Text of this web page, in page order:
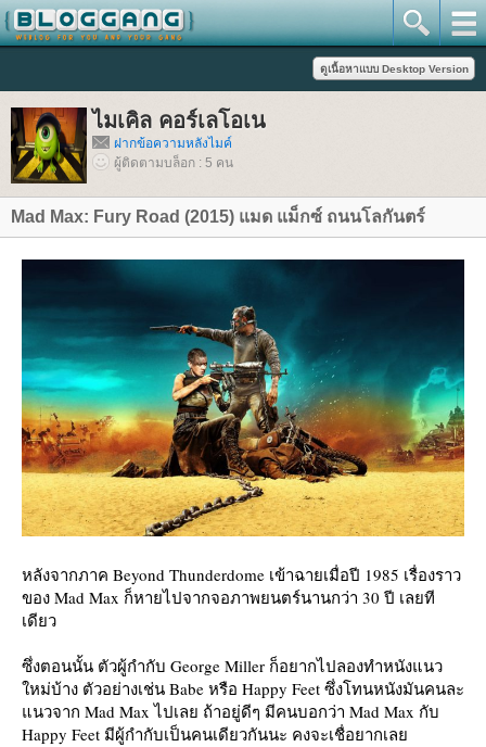
ไมเคิล คอร์เลโอเน
ฝากข้อความหลังไมค์
ผู้ติดตามบล็อก : 5 คน
Mad Max: Fury Road (2015) แมด แม็กซ์ ถนนโลกันตร์
หลังจากภาค Beyond Thunderdome เข้าฉายเมื่อปี 1985 เรื่องราว
ของ Mad Max ก็หายไปจากจอภาพยนตร์นานกว่า 30 ปี เลยที
เดียว
ซึ่งตอนนั้น ตัวผู้กำกับ George Miller ก็อยากไปลองทำหนังแนว
หม่บ้าง ตัวอย่างเช่น Babe หรือ Happy Feet ซึ่งโทนหนังมันคนละ
นวจาก Mad Max ไปเลย ถ้าอยู่ดีๆ มีคนบอกว่า Mad Max กับ
Happy Feet มีผู้กำกับเป็นคนเดียวกันนะ คงจะเชื่อยากเล